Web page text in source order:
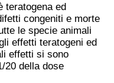
teratogena ed
congeniti e morte
le specie animali
effetti teratogeni ed
effetti si sono
20 della dose